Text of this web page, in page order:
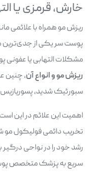
خارش، قرمزی یا
ریزش مو همراه با علائمی
پوست سر یکی از جدی‌ترین
مشکلات التهابی یا عفونی
ریزش مو و انواع آن، چنین
سبورئیک شدید،
اهمیت این علائم در این
تخریب دائمی فولیکول مو
رشد خود را در نواحی
سریع به پزشک متخصص